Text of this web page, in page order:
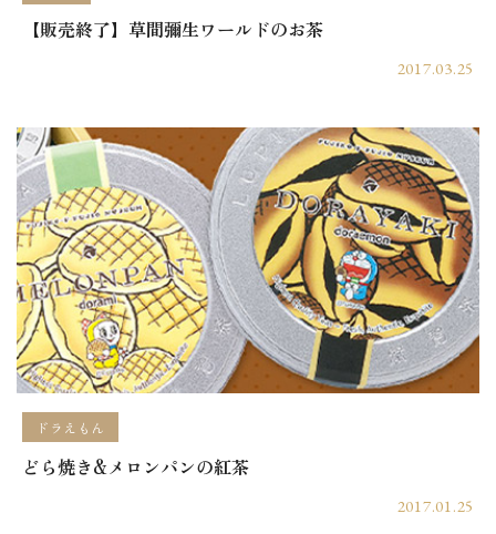
【販売終了】草間彌生ワールドのお茶
2017.03.25
ドラえもん
どら焼き&メロンパンの紅茶
2017.01.25